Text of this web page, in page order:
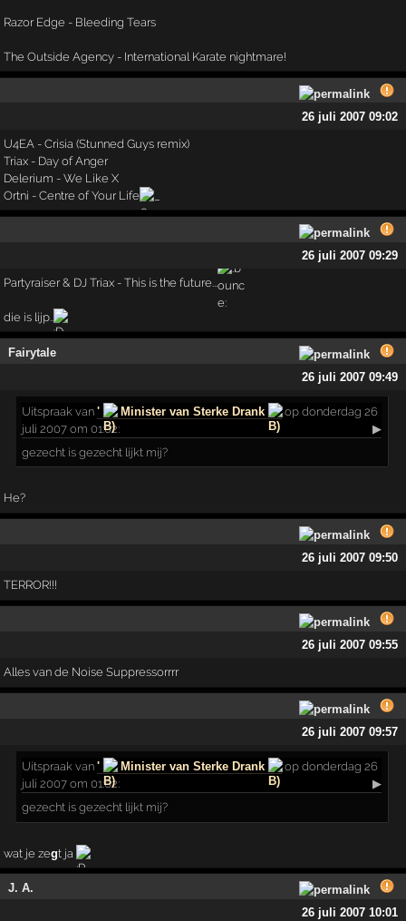
Razor Edge - Bleeding Tears
The Outside Agency - International Karate nightmare!
26 juli 2007 09:02
U4EA - Crisia (Stunned Guys remix)
Triax - Day of Anger
Delerium - We Like X
Ortni - Centre of Your Life
26 juli 2007 09:29
Partyraiser & DJ Triax - This is the future...
die is lijp..
Fairytale
26 juli 2007 09:49
Uitspraak van' Minister van Sterke Drank
op donderdag 26
juli 2007 om 01:02:
▶
gezecht is gezecht lijkt mij?
He?
26 juli 2007 09:50
TERROR!!!
26 juli 2007 09:55
Alles van de Noise Suppressorrrr
26 juli 2007 09:57
Uitspraak van' Minister van Sterke Drank
op donderdag 26
juli 2007 om 01:02:
▶
gezecht is gezecht lijkt mij?
wat je zegt ja
J. A.
26 juli 2007 10:01